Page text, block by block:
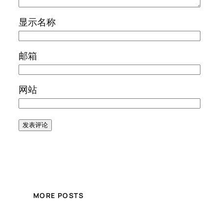
显示名称
邮箱
网站
MORE POSTS